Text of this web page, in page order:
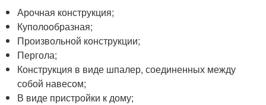
Арочная конструкция;
Куполообразная;
Произвольной конструкции;
Пергола;
Конструкция в виде шпалер, соединенных между
собой навесом;
В виде пристройки к дому;